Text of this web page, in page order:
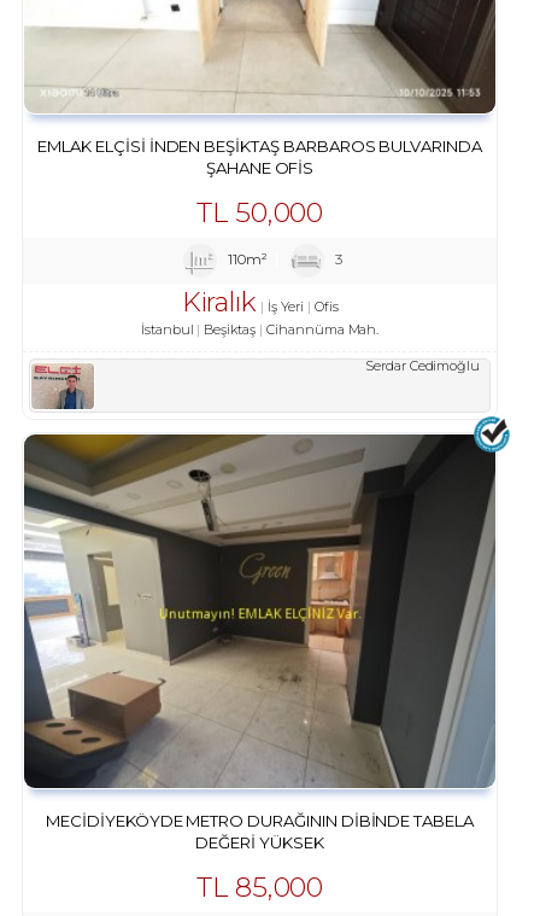
EMLAK ELÇISI INDEN BEŞIKTAŞ BARBAROS BULVARINDA
ŞAHANE OFIS
TL 50,000
110m² 3
Kiralık İş Yeri
Ofis
İstanbul
Beşiktaş Cihannüma Mah.
Serdar Cedimoğlu
MECIDIYEKÖYDE METRO DURAĞININ DIBINDE TABELA
DEĞERI YÜKSEK
TL85,000